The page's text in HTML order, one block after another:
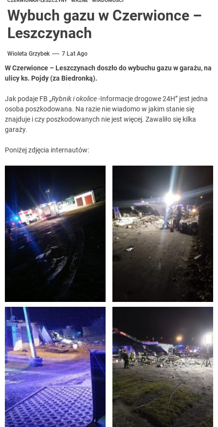
Wybuch gazu w Czerwionce –
Leszczynach
Wioleta Grzybek 7 Lat Ago
W Czerwionce – Leszczynach doszło do wybuchu gazu w garażu, na
ulicy ks. Pojdy (za Biedronką).
Jak podaje FB „Rybnik i okolice-Informacje drogowe 24H” jest jedna
osoba poszkodowana. Na razie nie wiadomo w jakim stanie się
znajduje i czy poszkodowanych nie jest więcej. Zawaliło się kilka
garaży.
Poniżej zdjęcia internautów: